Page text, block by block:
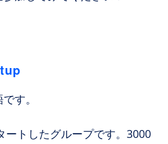
す。
ートしたグループです。3000